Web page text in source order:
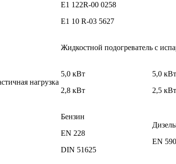
E1 122R-00 0258
E1 10 R-03 5627
Жидкостной подогреватель с
нагрузка
5,0 кВт
2,8 кВт
5,0 кВт
2,5 кВт
Бензин
EN 228
DIN 51625
EN 590